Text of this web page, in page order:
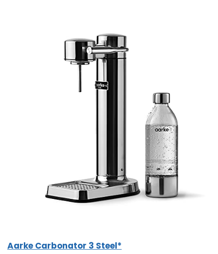
Aarke Carbonator 3 Steel*